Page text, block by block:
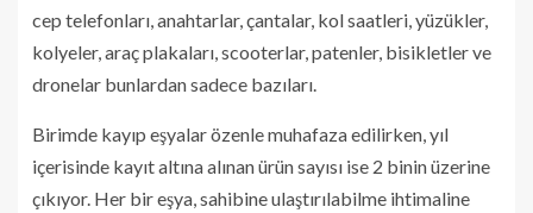
cep telefonları, anahtarlar, çantalar, kol saatleri, yüzükler,
kolyeler, araç plakaları, scooterlar, patenler, bisikletler ve
dronelar bunlardan sadece bazıları.
Birimde kayıp eşyalar özenle muhafaza edilirken, yıl
içerisinde kayıt altına alınan ürün sayısı ise 2 binin üzerine
çıkıyor. Her bir eşya, sahibine ulaştırılabilme ihtimaline